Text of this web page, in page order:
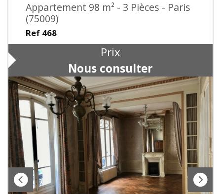
Appartement 98 m² - 3 Pièces - Paris
(75009)
Ref 468
Prix
Nous consulter